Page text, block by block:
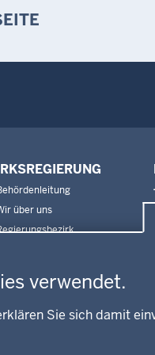
verwendet.
Sie sich damit
über uns